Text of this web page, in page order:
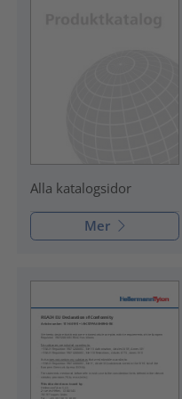
Alla katalogsidor
Mer